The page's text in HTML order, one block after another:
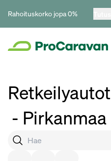
Rahoituskorko jopa 0%
Retkeilyautot
- Pirkanmaa